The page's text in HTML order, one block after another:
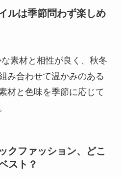
ルは季節問わず楽しめ
素材と相性が良く、秋冬
み合わせて温かみのある
材と色味を季節に応じて
クファッション、どこ
スト？